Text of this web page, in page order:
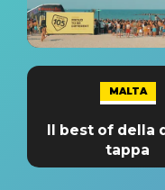
MALTA
Il best of della
tappa